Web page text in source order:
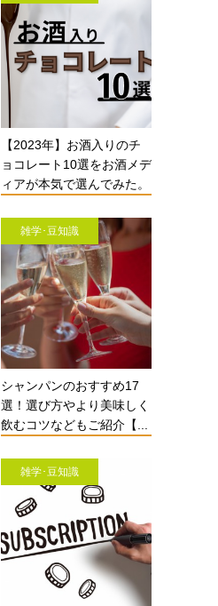
【2023年】お酒入りのチ
ョコレート10選をお酒メデ
ィアが本気で選んでみた。
雑学･豆知識
シャンパンのおすすめ17
選！選び方やより美味しく
飲むコツなどもご紹介【...
雑学･豆知識